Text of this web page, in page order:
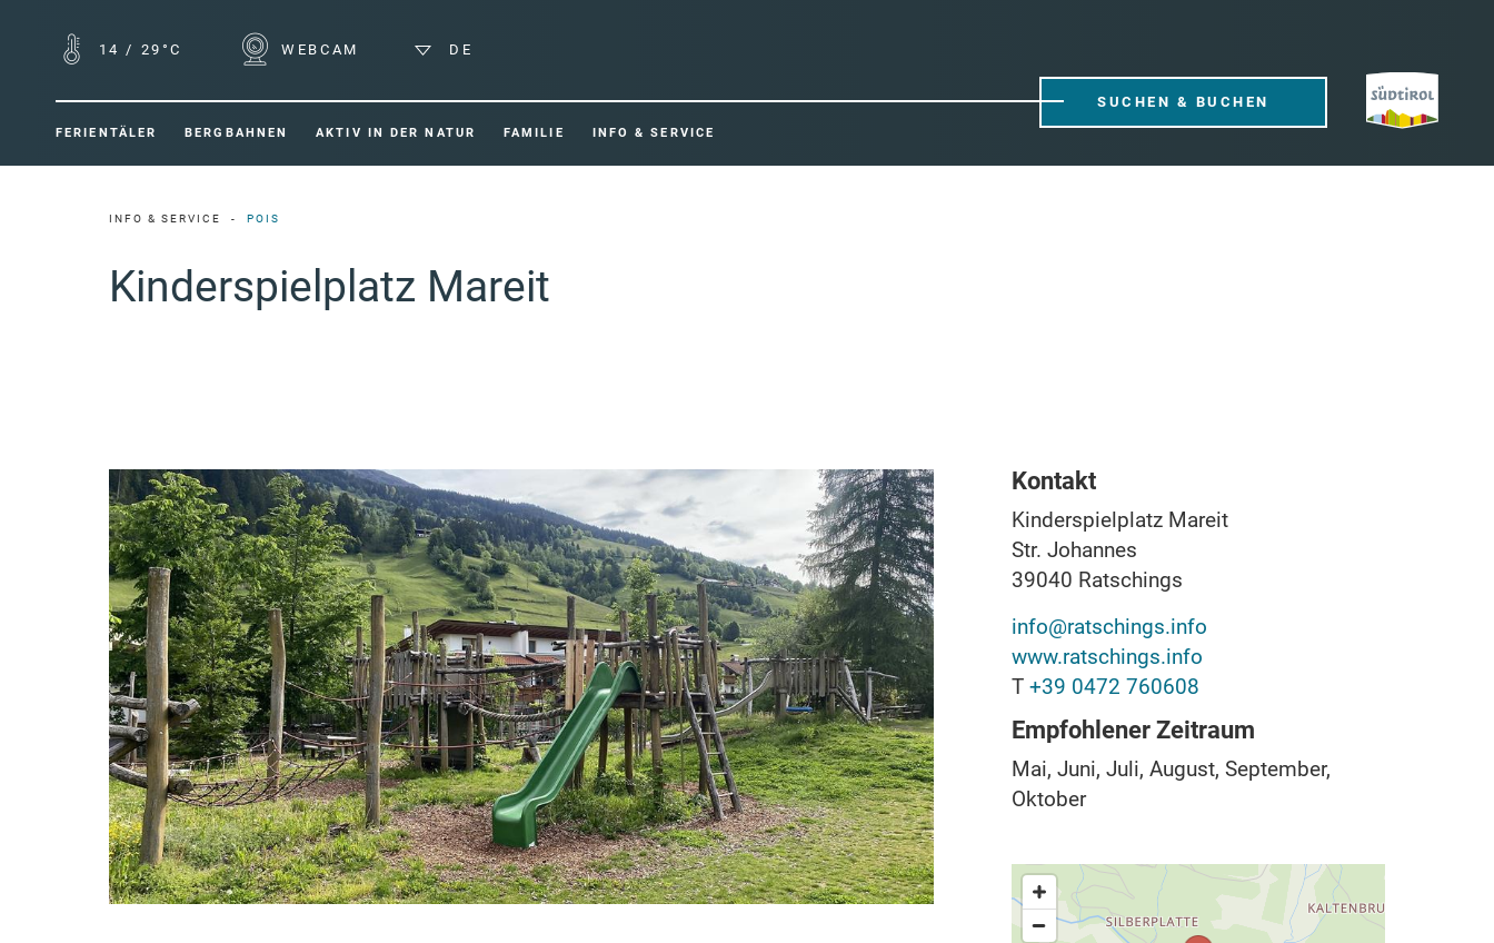
14 / 29°C WEBCAM DE
FERIENTÄLER BERGBAHNEN AKTIV IN DER NATUR FAMILIE INFO & SERVICE
SUCHEN & BUCHEN
INFO & SERVICE POIS
Kinderspielplatz Mareit
Kontakt
Kinderspielplatz Mareit
Str. Johannes
39040 Ratschings
info@ratschings.info
www.ratschings.info
T +39 0472 760608
Empfohlener Zeitraum
Mai, Juni, Juli, August, September,
Oktober